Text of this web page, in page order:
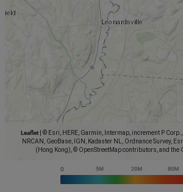
Leaflet
© Esri, HERE, Garmin, Intermap, increment P Corp.,
NRCAN, GeoBase, IGN, Kadaster NL, Ordnance Survey,
(Hong Kong), © OpenStreetMap contributors, and the